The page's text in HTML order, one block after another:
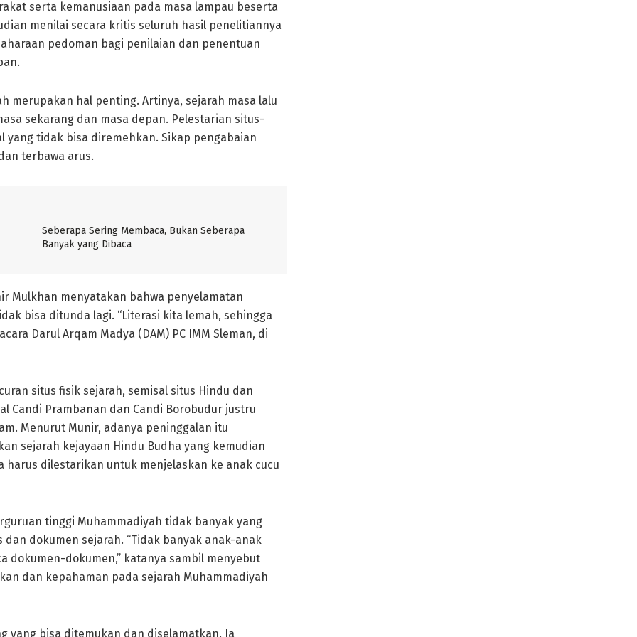
serta kemanusiaan pada masa lampau beserta
menilai secara kritis seluruh hasil penelitiannya
pedoman bagi penilaian dan penentuan
merupakan hal penting. Artinya, sejarah masa lalu
sekarang dan masa depan. Pelestarian situs-
yang tidak bisa diremehkan. Sikap pengabaian
terbawa arus.
Seberapa Sering Membaca, Bukan Seberapa
Banyak yang Dibaca
Mulkhan menyatakan bahwa penyelamatan
bisa ditunda lagi. “Literasi kita lemah, sehingga
Darul Arqam Madya (DAM) PC IMM Sleman, di
situs fisik sejarah, semisal situs Hindu dan
Candi Prambanan dan Candi Borobudur justru
Menurut Munir, adanya peninggalan itu
sejarah kejayaan Hindu Budha yang kemudian
harus dilestarikan untuk menjelaskan ke anak cucu
tinggi Muhammadiyah tidak banyak yang
dokumen sejarah. “Tidak banyak anak-anak
dokumen-dokumen,” katanya sambil menyebut
dan kepahaman pada sejarah Muhammadiyah
yang bisa ditemukan dan diselamatkan. Ia